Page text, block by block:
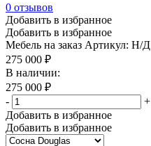
0 отзывов
Добавить в избранное
Добавить в избранное
Мебель на заказ Артикул: Н/Д
275 000 ₽
В наличии:
275 000 ₽
-
+
Добавить в избранное
Добавить в избранное